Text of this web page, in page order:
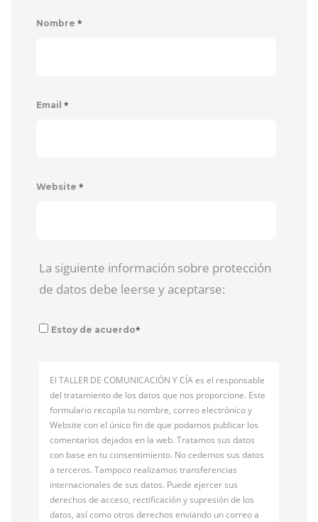
Nombre *
Email *
Website *
La siguiente información sobre protección
de datos debe leerse y aceptarse:
Estoy de acuerdo*
El TALLER DE COMUNICACIÓN Y CÍA es el responsable
del tratamiento de los datos que nos proporcione. Este
formulario recopila tu nombre, correo electrónico y
Website con el único fin de que podamos publicar los
comentarios dejados en la web. Tratamos sus datos
con base en tu consentimiento. No cedemos sus datos
a terceros. Tampoco realizamos transferencias
internacionales de sus datos. Puede ejercer sus
derechos de acceso, rectificación y supresión de los
datos, así como otros derechos enviando un correo a